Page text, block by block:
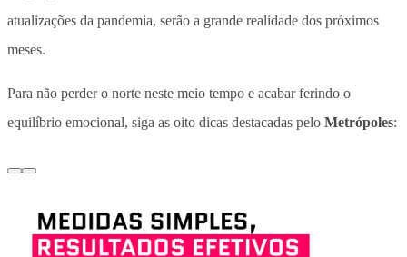
atualizações da pandemia, serão a grande realidade dos próximos
meses.
Para não perder o norte neste meio tempo e acabar ferindo o
equilíbrio emocional, siga as oito dicas destacadas pelo Metrópoles: